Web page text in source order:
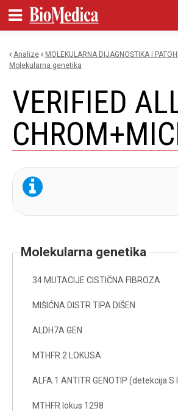
content
You are here
Analize
MOLEKULARNA DIJAGNOSTIKA I
molekularna genetika
VERIFIED
molekularna genetika
34 MUTACIJE CISTIČNA FIBROZA
MIŠIĆNA DISTR TIPA DIŠEN
ALDH7A GEN
MTHFR 2 LOKUSA
ALFA 1 ANTITR GENOTIP (detekcija
MTHFR lokus 1298